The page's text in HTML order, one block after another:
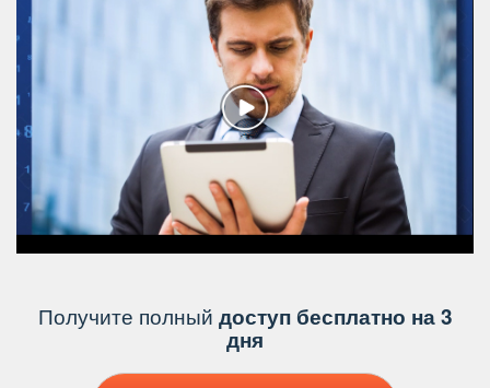
Получите полный доступ бесплатно на 3
дня